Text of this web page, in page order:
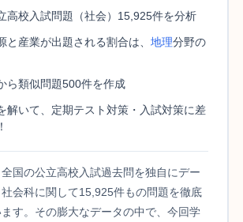
高校入試問題（社会）15,925件を分析
と産業が出題される割合は、 地理分野の
ら類似問題500件を作成
解いて、定期テスト対策・入試対策に差
国の公立高校入試過去問を独自にデー
会科に関して15,925件もの問題を徹底
す。その膨大なデータの中で、今回学